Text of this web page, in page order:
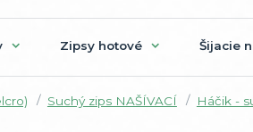
Zipsy hotové Šijacie
Suchý zips NAŠÍVACÍ Háčik -